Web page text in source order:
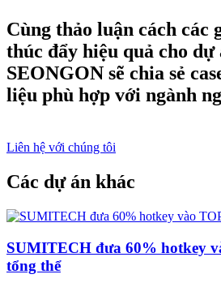
Cùng thảo luận cách các
thúc đẩy hiệu quả cho dự
SEONGON sẽ chia sẻ
liệu phù hợp với ngành
Liên hệ với chúng tôi
Các dự án khác
SUMITECH đưa 60% hotkey
tổng thể